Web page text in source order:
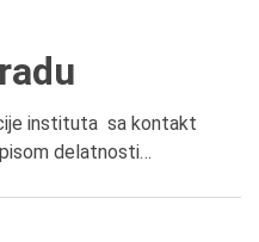
instituta sa kontakt
delatnosti…